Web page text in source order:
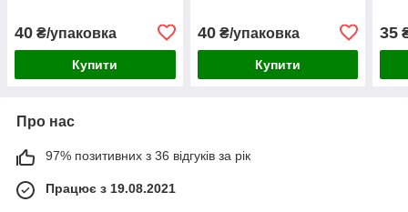
40 ₴/упаковка
Купити
40₴/упаковка
Купити
35
Про нас
97% позитивних з 36 відгуків за рік
Працює з 19.08.2021